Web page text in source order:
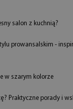
salon z kuchnią?
prowansalskim -
w szarym kolorze
Praktyczne porady i